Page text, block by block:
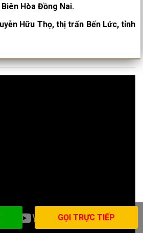
Hòa Đồng Nai.
Hữu Thọ, thị trấn Bến Lức, tỉnh
GỌI TRỰC TIẾP